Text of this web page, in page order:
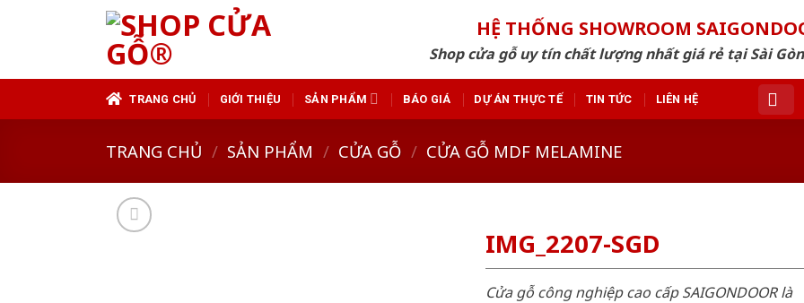
HỆ THỐNG SHOWROOM
Shop cửa gỗ uy tín chất lượng nhất giá rẻ tại Sài
TRANG CHỦ GIỚI THIỆU SẢN PHẨM BÁO GIÁ DỰ ÁN THỰC TẾ TIN TỨC LIÊN HỆ
TRANG CHỦ / SẢN PHẨM / CỬA GỖ / CỬA GỖ MDF MELAMINE
IMG_2207-SGD
Cửa gỗ công nghiệp cao cấp SAIGONDOOR là